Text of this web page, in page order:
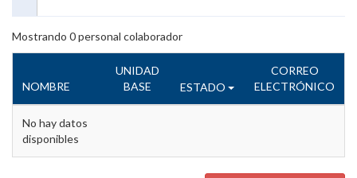
Mostrando 0personal colaborador
NOMBRE
UNIDAD
BASE
ESTADO
CORREO
ELECTRÓNICO
No hay datos
disponibles